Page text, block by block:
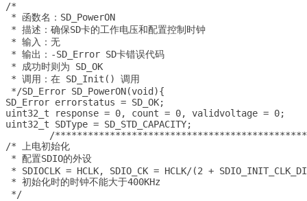
/*
* 函数名：SD_PowerON
* 描述：确保SD卡的工作电压和配置控制时钟
* 输入：无
* 输出：-SD_Error SD卡错误代码
* 成功时则为 SD_OK
* 调用：在 SD_Init() 调用
*/SD_Error SD_PowerON(void){
SD_Error errorstatus = SD_OK;
uint32_t response = 0, count = 0, validvoltage = 0;
uint32_t SDType = SD_STD_CAPACITY;
/* 上电初始化
* 配置SDIO的外设
* SDIOCLK = HCLK, SDIO_CK = HCLK/(2 +
* 初始化时的时钟不能大于400KHz
*/